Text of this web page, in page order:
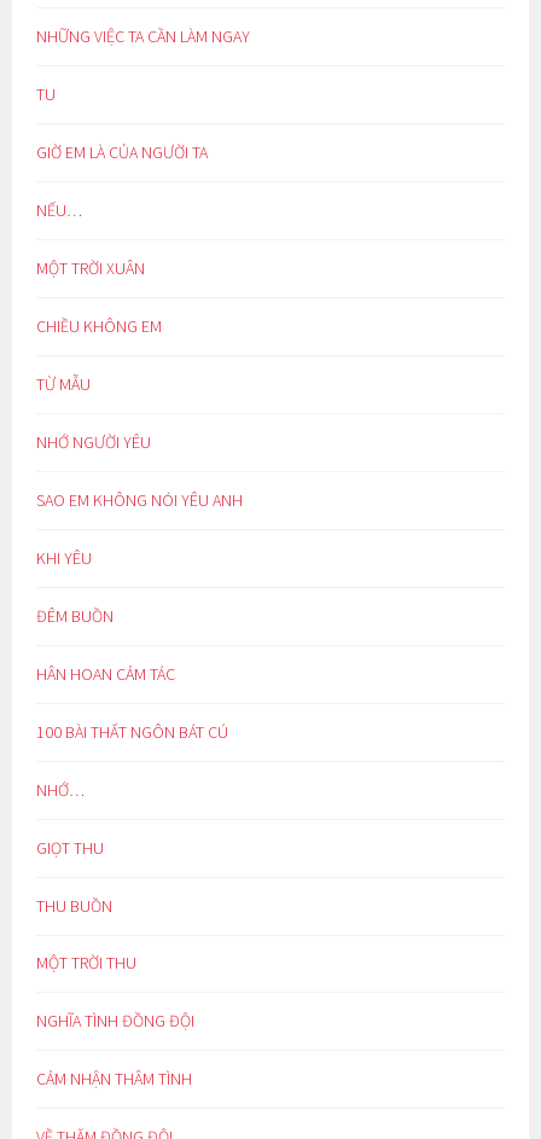
NHỮNG VIỆC TA CẦN LÀM NGAY
TU
GIỜ EM LÀ CỦA NGƯỜI TA
NẾU…
MỘT TRỜI XUÂN
CHIỀU KHÔNG EM
TỪ MẪU
NHỚ NGƯỜI YÊU
SAO EM KHÔNG NÓI YÊU ANH
KHI YÊU
ĐÊM BUỒN
HÂN HOAN CẢM TÁC
100 BÀI THẤT NGÔN BÁT CÚ
NHỚ…
GIỌT THU
THU BUỒN
MỘT TRỜI THU
NGHĨA TÌNH ĐỒNG ĐỘI
CẢM NHẬN THÂM TÌNH